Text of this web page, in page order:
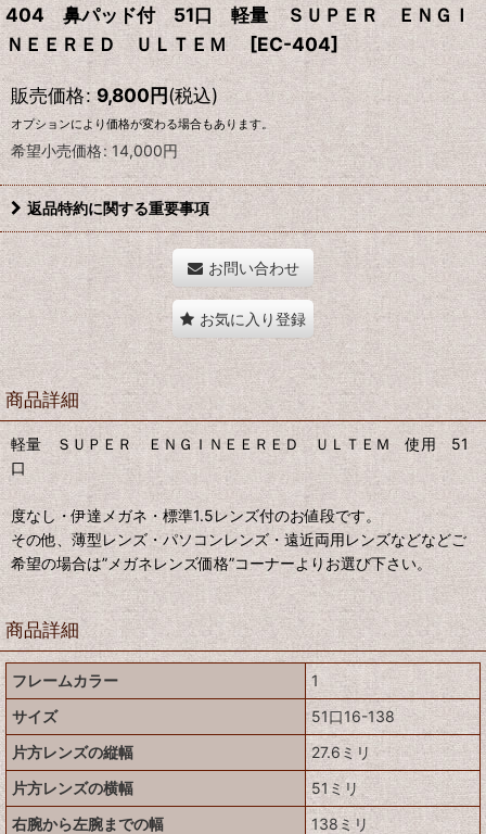
404 鼻パッド付 51口 軽量 ＳＵＰＥＲ ＥＮＧＩ
ＮＥＥＲＥＤ ＵＬＴＥＭ [EC-404]
販売価格: 9,800円(税込)
オプションにより価格が変わる場合もあります。
希望小売価格: 14,000円
返品特約に関する重要事項
お問い合わせ
お気に入り登録
商品詳細
軽量 ＳＵＰＥＲ ＥＮＧＩＮＥＥＲＥＤ ＵＬＴＥＭ 使用 51
口
度なし・伊達メガネ・標準1.5レンズ付のお値段です。
その他、薄型レンズ・パソコンレンズ・遠近両用レンズなどなどご
希望の場合は”メガネレンズ価格”コーナーよりお選び下さい。
商品詳細
フレームカラー
1
サイズ
51口16-138
片方レンズの縦幅
27.6ミリ
片方レンズの横幅
51ミリ
右腕から左腕までの幅
138ミリ